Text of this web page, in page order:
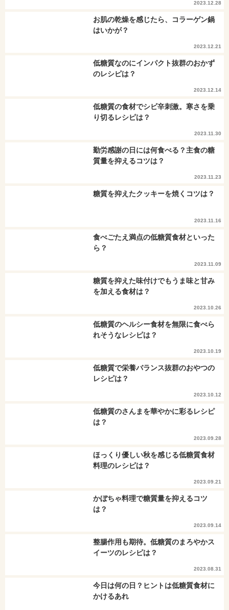
2023.12.28
お肌の乾燥を感じたら、コラーゲン鍋
はいかが？
2023.12.21
低糖質なのにインパクト抜群のおかず
のレシピは？
2023.12.14
低糖質の食材でシビ辛刺激。寒さを乗
り切るレシピは？
2023.11.30
勤労感謝の日には何食べる？主食の糖
質量を抑えるコツは？
2023.11.23
糖質を抑えたクッキーを焼くコツは？
2023.11.16
食べごたえ満点の低糖質食材といった
ら？
2023.11.09
糖質を抑えた味付けでもうま味と甘み
を加える食材は？
2023.10.26
低糖質のヘルシー食材を無限に食べら
れそうなレシピは？
2023.10.19
低糖質で栄養バランス抜群のおやつの
レシピは？
2023.10.12
低糖質のさんまを華やかに彩るレシピ
は？
2023.09.28
ほっくり優しい秋を感じる低糖質食材
料理のレシピは？
2023.09.21
かぼちゃ料理で糖質量を抑えるコツ
は？
2023.09.14
整腸作用も期待。低糖質のまろやかス
イーツのレシピは？
2023.08.31
今日は何の日？ヒントは低糖質食材に
かけるあれ